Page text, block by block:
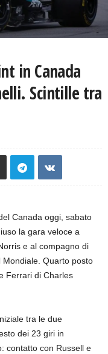
in Canada
Scintille tra
Canada oggi, sabato
la gara veloce a
e al compagno di
Mondiale. Quarto posto
Ferrari di Charles
tra le due
dei 23 giri in
contatto con Russell e